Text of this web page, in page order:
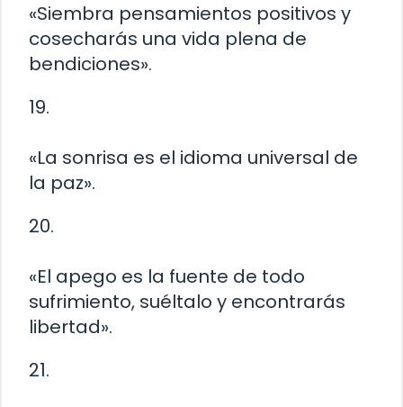
«Siembra pensamientos positivos y
cosecharás una vida plena de
bendiciones».
19.
«La sonrisa es el idioma universal de
la paz».
20.
«El apego es la fuente de todo
sufrimiento, suéltalo y encontrarás
libertad».
21.